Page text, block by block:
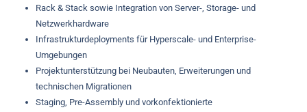
Rack & Stack sowie Integration von Server-, Storage- und
Netzwerkhardware
Infrastrukturdeployments für Hyperscale- und Enterprise-
Umgebungen
Projektunterstützung bei Neubauten, Erweiterungen und
technischen Migrationen
Staging, Pre-Assembly und vorkonfektionierte